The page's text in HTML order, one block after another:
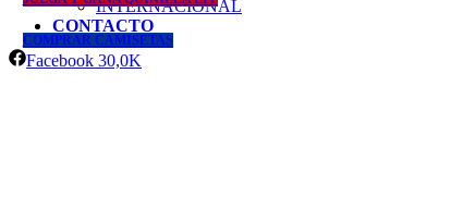
INTERNACIONAL
CONTACTO
COMPRAR CAMISETAS
Facebook 30,0K